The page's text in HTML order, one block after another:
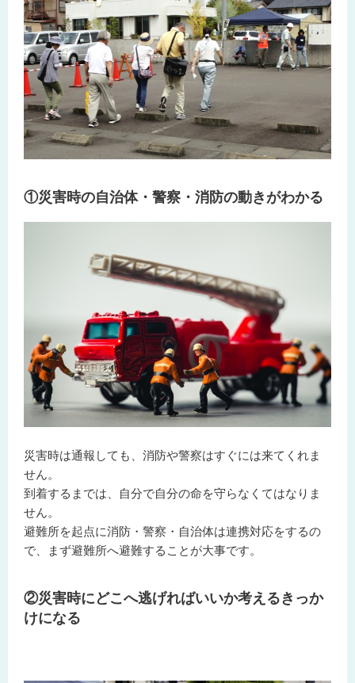
①災害時の自治体・警察・消防の動きがわかる
災害時は通報しても、消防や警察はすぐには来てくれま
せん。
到着するまでは、
自分で自分の命を守らなくてはなりま
せん。
避難所を起点に消防・警察・自治体は連携対応をするの
で、まず避難所へ避難することが大事です。
②災害時にどこへ逃げればいいか考えるきっか
けになる